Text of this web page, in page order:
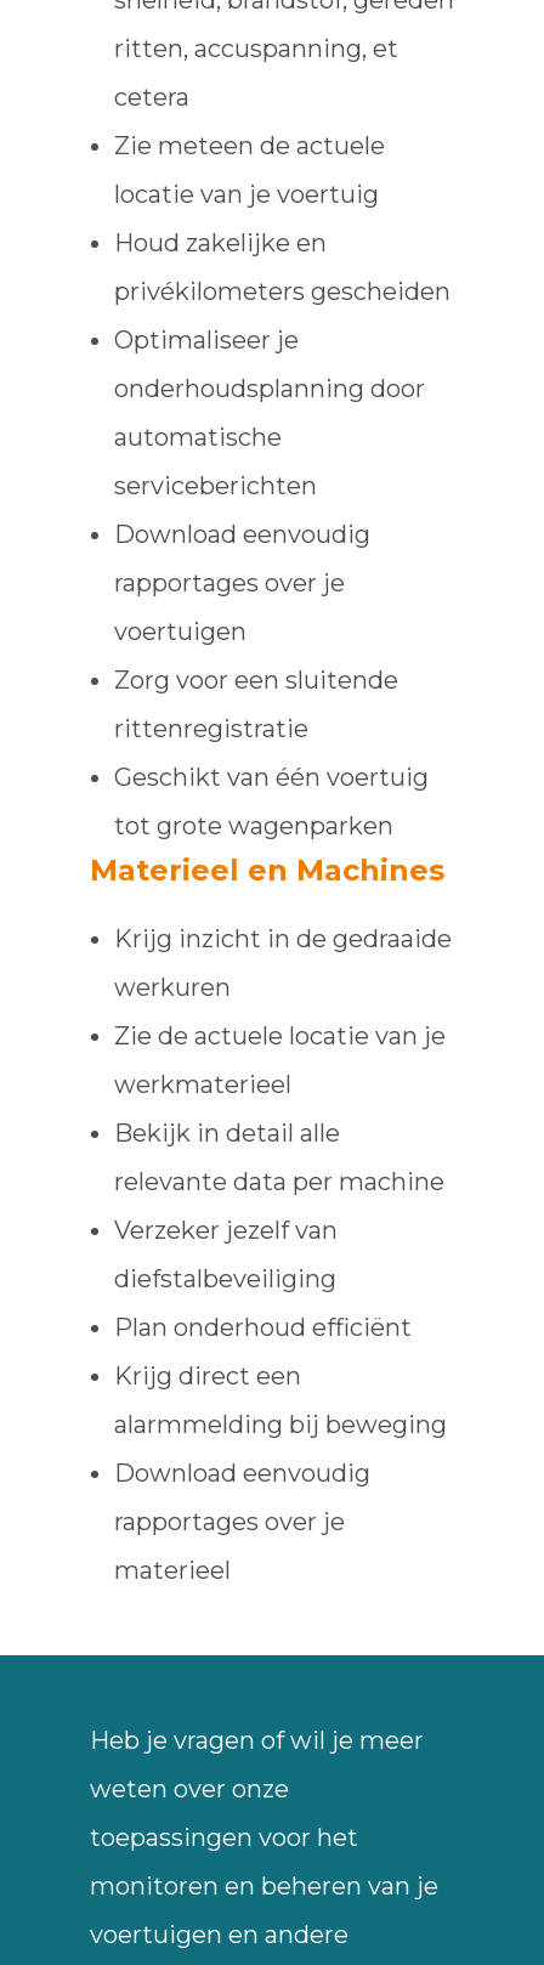
ritten, accuspanning, et
cetera
Zie meteen de actuele
locatie van je voertuig
Houd zakelijke en
privékilometers gescheiden
Optimaliseer je
onderhoudsplanning door
automatische
serviceberichten
Download eenvoudig
rapportages over je
voertuigen
Zorg voor een sluitende
rittenregistratie
Geschikt van één voertuig
tot grote wagenparken
Materieel en Machines
Krijg inzicht in de gedraaide
werkuren
Zie de actuele locatie van je
werkmaterieel
Bekijk in detail alle
relevante data per machine
Verzeker jezelf van
diefstalbeveiliging
Plan onderhoud efficiënt
Krijg direct een
alarmmelding bij beweging
Download eenvoudig
rapportages over je
materieel
Heb je vragen of wil je meer
weten over onze
toepassingen voor het
monitoren en beheren van je
voertuigen en andere